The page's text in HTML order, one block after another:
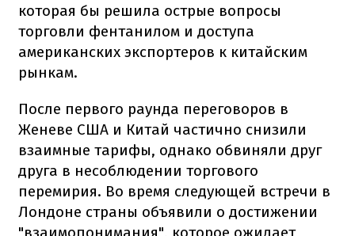
которая бы решила острые вопросы
торговли фентанилом и доступа
американских экспортеров к китайским
рынкам.
После первого раунда переговоров в
Женеве США и Китай частично снизили
взаимные тарифы, однако обвиняли друг
друга в несоблюдении торгового
перемирия. Во время следующей встречи в
Лондоне страны объявили о достижении
"взаимопонимания", которое ожидает